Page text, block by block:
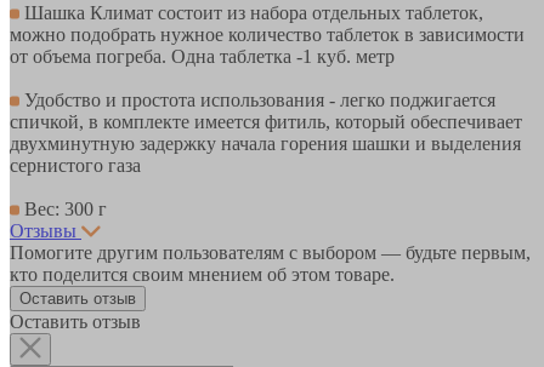
Шашка Климат состоит из набора отдельных таблеток,
можно подобрать нужное количество таблеток в зависимости
от объема погреба. Одна таблетка -1 куб. метр
Удобство и простота использования - легко поджигается
спичкой, в комплекте имеется фитиль, который обеспечивает
двухминутную задержку начала горения шашки и выделения
сернистого газа
Вес: 300 г
Отзывы
Помогите другим пользователям с выбором — будьте первым,
кто поделится своим мнением об этом товаре.
Оставить отзыв
Оставить отзыв